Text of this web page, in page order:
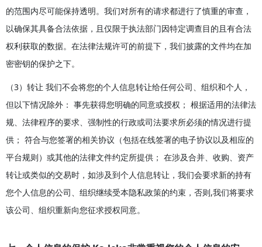
的范围内尽可能保持透明。我们对所有的请求都进行了慎重的审查，
以确保其具备合法依据，且仅限于执法部门因特定调查目的且有合法
权利获取的数据。在法律法规许可的前提下，我们披露的文件均在加
密密钥的保护之下。
（3）转让 我们不会将您的个人信息转让给任何公司、组织和个人，
但以下情况除外： 事先获得您明确的同意或授权； 根据适用的法律法
规、法律程序的要求、强制性的行政或司法要求所必须的情况进行提
供； 符合与您签署的相关协议（包括在线签署的电子协议以及相应的
平台规则）或其他的法律文件约定所提供； 在涉及合并、收购、资产
转让或类似的交易时，如涉及到个人信息转让，我们会要求新的持有
您个人信息的公司、组织继续受本隐私政策的约束，否则,我们将要求
该公司、组织重新向您征求授权同意。